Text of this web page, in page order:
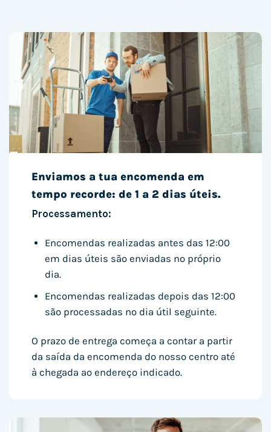
Enviamos a tua encomenda em
tempo recorde: de 1 a 2 dias úteis.
Processamento:
Encomendas realizadas antes das 12:00
em dias úteis são enviadas no próprio
dia.
Encomendas realizadas depois das 12:00
são processadas no dia útil seguinte.
O prazo de entrega começa a contar a partir
da saída da encomenda do nosso centro até
à chegada ao endereço indicado.